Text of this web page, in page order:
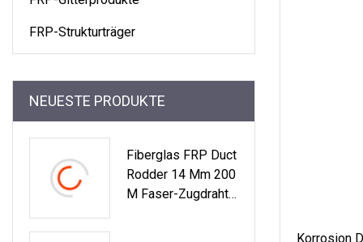
FRP-Strukturträger
NEUESTE PRODUKTE
Fiberglas FRP Duct
Rodder 14 Mm 200
M Faser-Zugdraht,
Korrosion